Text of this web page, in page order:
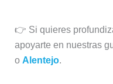
👉 Si quieres
apoyarte en nuestras
o Alentejo.